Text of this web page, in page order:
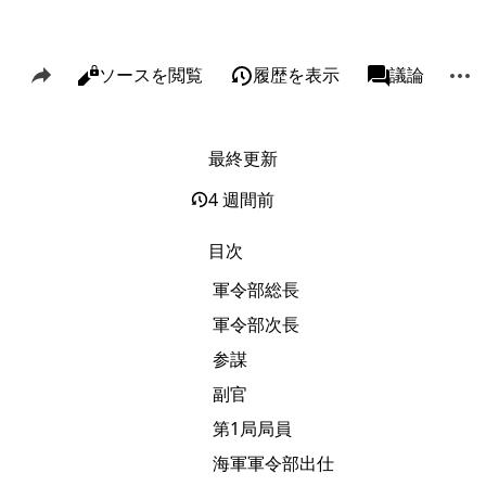
このページを共有
表示
閲覧ソースを閲覧 履歴を表示 associated-
ページ議論
リンク元
関連ページの更新状況
この版への固定リンク
ページ情報
このページを引用
短縮URLを取得する
最終更新
4 週間前
目次
軍令部総長
軍令部次長
参謀
副官
第1局局員
海軍軍令部出仕